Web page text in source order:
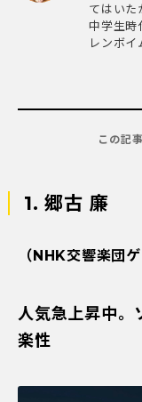
てはいた
中学生時
レンボイ
この記
1. 郷古 廉
（NHK交響楽団
人気急上昇中。
楽性